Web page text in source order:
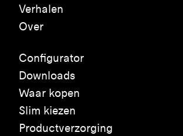
Verhalen
Over
Configurator
Downloads
Waar kopen
Slim kiezen
Productverzorging